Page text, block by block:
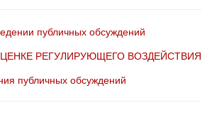
публичных обсуждений
РЕГУЛИРУЮЩЕГО ВОЗДЕЙСТВИЯ
публичных обсуждений